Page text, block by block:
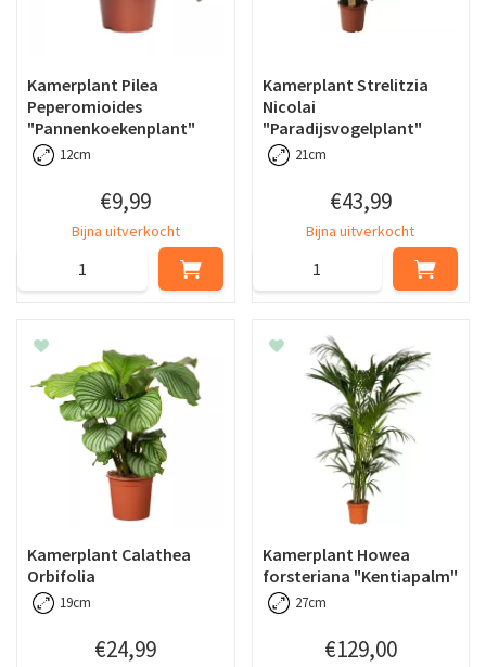
Kamerplant Pilea
Peperomioides
"Pannenkoekenplant"
12cm
€9,99
Bijna uitverkocht
Kamerplant Strelitzia
Nicolai
"Paradijsvogelplant"
21cm
€43,99
Bijna uitverkocht
Kamerplant Calathea
Orbifolia
19cm
€24,99
Kamerplant Howea
forsteriana "Kentiapalm"
27cm
€129,00